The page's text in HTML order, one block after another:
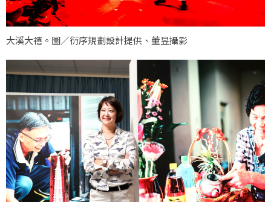
大溪大禧。圖／衍序規劃設計提供、董昱攝影